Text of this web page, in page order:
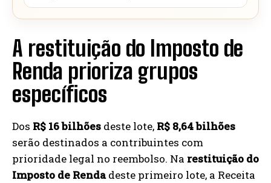
A restituição do Imposto de
Renda prioriza grupos
específicos
Dos R$ 16 bilhões deste lote, R$ 8,64 bilhões
serão destinados a contribuintes com
prioridade legal no reembolso. Na restituição do
Imposto de Rendadeste primeiro lote, a Receita